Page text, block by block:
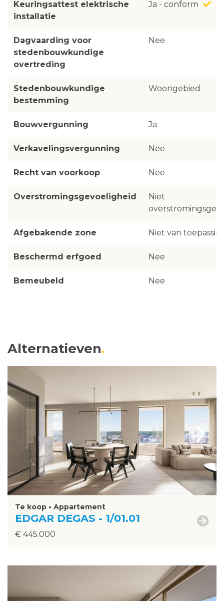
Keuringsattest elektrische
installatie
Ja - conform
Dagvaarding voor
stedenbouwkundige
overtreding
Nee
Stedenbouwkundige
bestemming
Woongebied
Bouwvergunning Ja
Verkavelingsvergunning Nee
Recht van voorkoop Nee
Overstromingsgevoeligheid
Niet
Afgebakende zone Niet van
Beschermd erfgoed Nee
Bemeubeld Nee
Alternatieven
›
Te koop • Appartement
EDGAR DEGAS - 1/01.01
€ 445.000